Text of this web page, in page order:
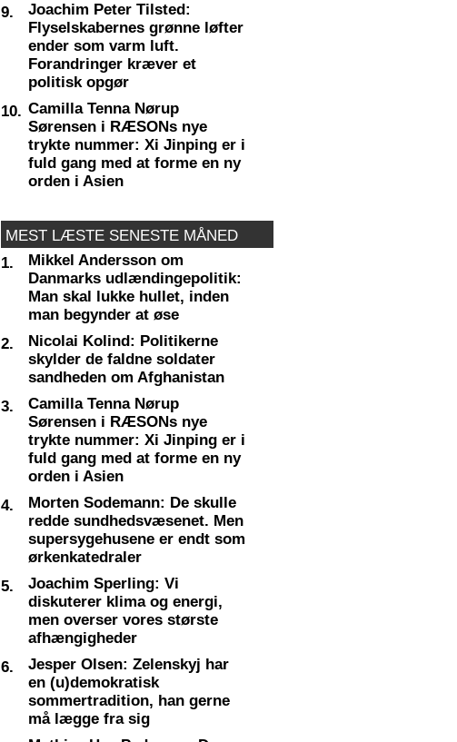
9.
Joachim Peter Tilsted:
Flyselskabernes grønne løfter
ender som varm luft.
Forandringer kræver et
politisk opgør
10. Camilla Tenna Nørup
Sørensen i RÆSONs nye
trykte nummer: Xi Jinping er i
fuld gang med at forme en ny
orden i Asien
MEST LÆSTE SENESTE MÅNED
1.
Mikkel Andersson om
Danmarks udlændingepolitik:
Man skal lukke hullet, inden
man begynder at øse
2.
Nicolai Kolind: Politikerne
skylder de faldne soldater
sandheden om Afghanistan
3.
Camilla Tenna Nørup
Sørensen i RÆSONs nye
trykte nummer: Xi Jinping er i
fuld gang med at forme en ny
orden i Asien
4.
Morten Sodemann: De skulle
redde sundhedsvæsenet. Men
supersygehusene er endt som
ørkenkatedraler
5.
Joachim Sperling: Vi
diskuterer klima og energi,
men overser vores største
afhængigheder
6.
Jesper Olsen: Zelenskyj har
en (u)demokratisk
sommertradition, han gerne
må lægge fra sig